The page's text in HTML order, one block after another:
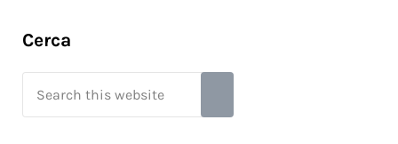
Sidebar
Cerca